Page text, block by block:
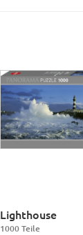
Lighthouse
1000 Teile